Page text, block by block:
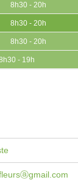
8h30 - 20h
8h30 - 20h
8h30 - 20h
- 19h